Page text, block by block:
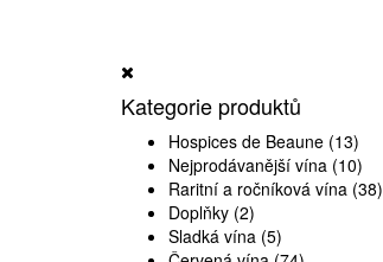
Kategorie produktů
Hospices de Beaune (13)
Nejprodávanější vína (10)
Raritní a ročníková vína (38)
Doplňky (2)
Sladká vína (5)